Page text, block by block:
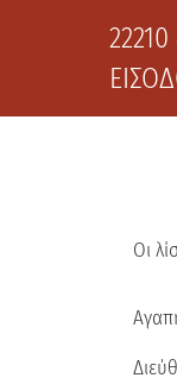
Οι